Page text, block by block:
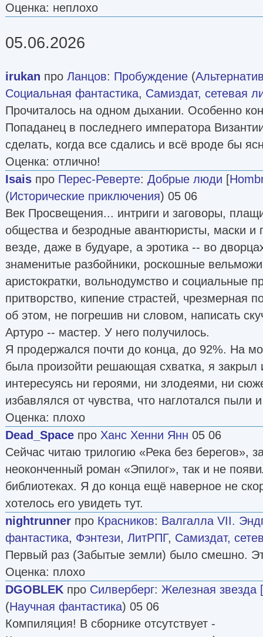
Оценка: неплохо
05.06.2026
irukan про Ланцов: Пробуждение (
Социальная фантастика, Самиздат, сетевая
Прочиталось на одном дыхании. Особенно
Попаданец в последнего императора
сделать, когда все сдались и всё вроде бы
Оценка: отлично!
Isais про Перес-Реверте: Добрые люди [
(Исторические приключения) 05 06
Век Просвещения... интриги и заговоры,
общества и безродные авантюристы, маски
везде, даже в будуаре, а эротика -- во
знаменитые разбойники, роскошные
аристократки, вольнодумство и социальные
притворство, кипение страстей, чрезмерная
об этом, не погрешив ни словом, написать
Артуро -- мастер. У него получилось.
Я продержался почти до конца, до 92%. На
была произойти решающая схватка, я закрыл
интересуясь ни героями, ни злодеями, ни
избавлялся от чувства, что наглотался пыли
Оценка: плохо
Dead_Space про Ханс Хенни Янн 05 06
Сейчас читаю трилогию «Река без берегов»,
неоконченный роман «Эпилог», так и не
библиотеках. Я до конца ещё наверное не
хотелось его увидеть тут.
nightrunner про Красников: Валгалла VII.
фантастика, Фэнтези, ЛитРПГ, Самиздат,
Первый раз (Забытые земли) было смешно.
Оценка: плохо
DGOBLEK про Силверберг: Железная звезда
(Научная фантастика) 05 06
Компиляция! В сборнике отсутствует -